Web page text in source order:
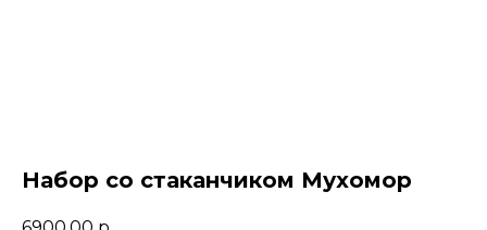
Набор со стаканчиком Мухомор